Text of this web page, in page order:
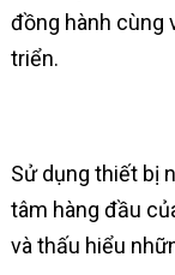
đồng hành cùng
triển.
Sử dụng thiết bị
tâm hàng đầu
và thấu hiểu